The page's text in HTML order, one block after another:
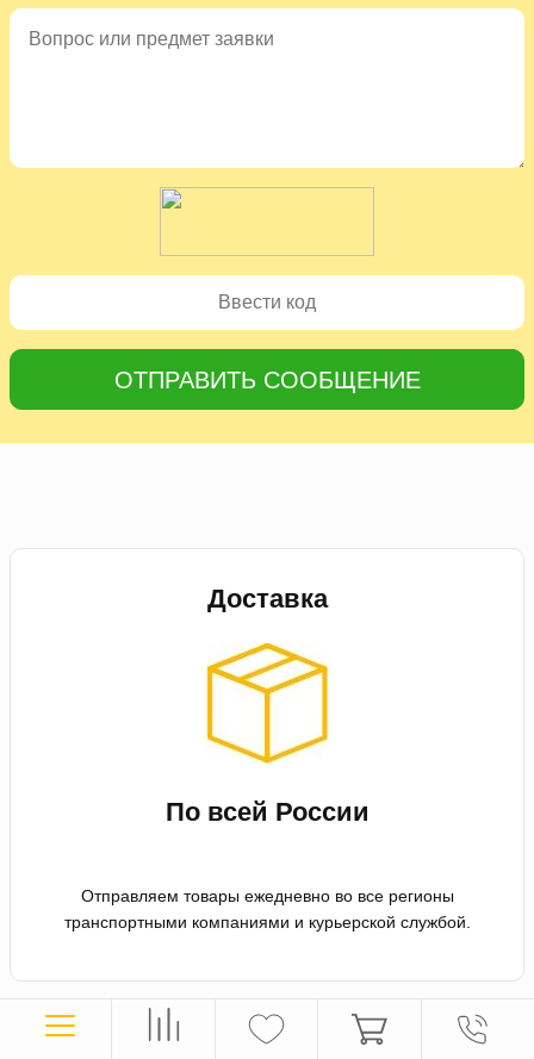
ОТПРАВИТЬ СООБЩЕНИЕ
Доставка
По всей России
Отправляем товары ежедневно во все регионы
транспортными компаниями и курьерской службой.
Оплата